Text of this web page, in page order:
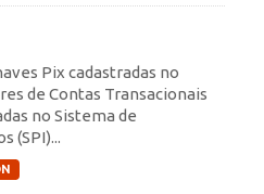
Pix cadastradas no
de Contas Transacionais
no Sistema de
(SPI)...